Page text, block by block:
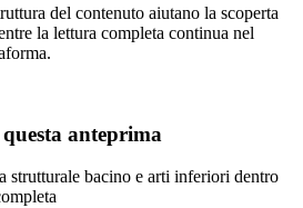
del contenuto aiutano la scoperta
la lettura completa continua nel
anteprima
strutturale bacino e arti inferiori dentro